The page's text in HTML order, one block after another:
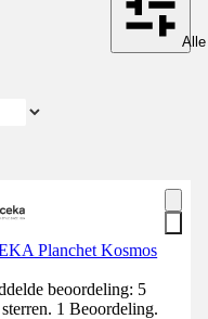
Planchet Kosmos
beoordeling: 5
1 Beoordeling.